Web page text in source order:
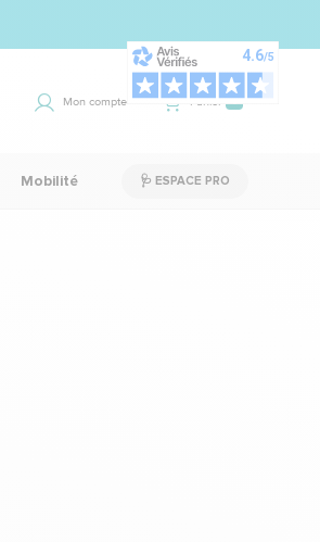
Mon compte Panier 0
Mobilité 🩺 ESPACE PRO